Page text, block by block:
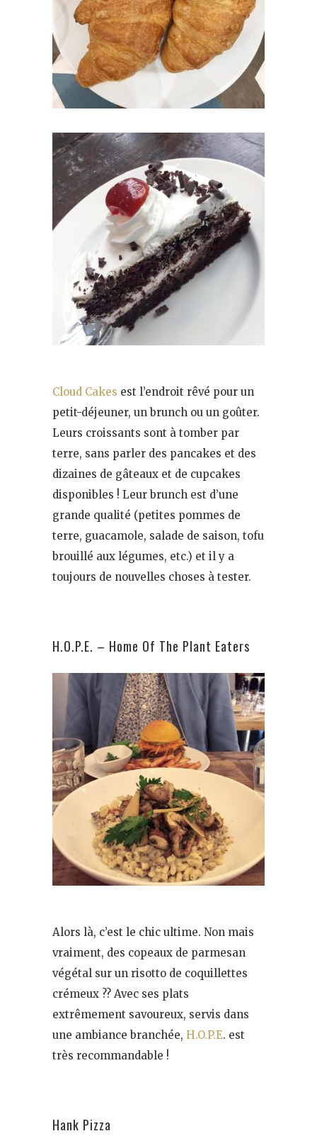
Cloud Cakes est l’endroit rêvé pour un
petit-déjeuner, un brunch ou un goûter.
Leurs croissants sont à tomber par
terre, sans parler des pancakes et des
dizaines de gâteaux et de cupcakes
disponibles ! Leur brunch est d’une
grande qualité (petites pommes de
terre, guacamole, salade de saison, tofu
brouillé aux légumes, etc.) et il y a
toujours de nouvelles choses à tester.
H.O.P.E. – Home Of The Plant Eaters
Alors là, c’est le chic ultime. Non mais
vraiment, des copeaux de parmesan
végétal sur un risotto de coquillettes
crémeux ?? Avec ses plats
extrêmement savoureux, servis dans
une ambiance branchée, H.O.P.E. est
très recommandable !
Hank Pizza